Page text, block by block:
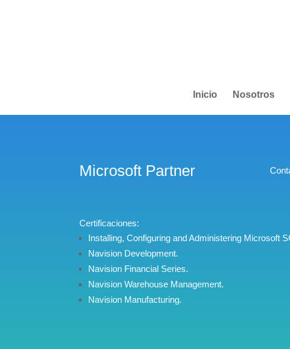
Inicio Nosotros
Microsoft Partner
Certificaciones:
Installing, Configuring and Administering Microsoft
Navision Development.
Navision Financial Series.
Navision Warehouse Management.
Navision Manufacturing.